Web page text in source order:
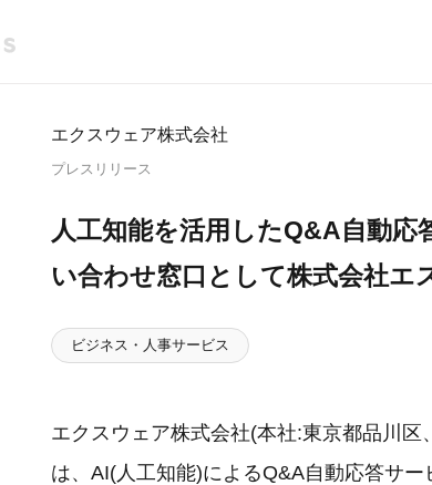
エクスウェア株式会社
プレスリリース
人工知能を活用したQ&A自動応
い合わせ窓口として株式会社エ
ビジネス・人事サービス
エクスウェア株式会社(本社:東京都品川
は、AI(人工知能)によるQ&A自動応答サ